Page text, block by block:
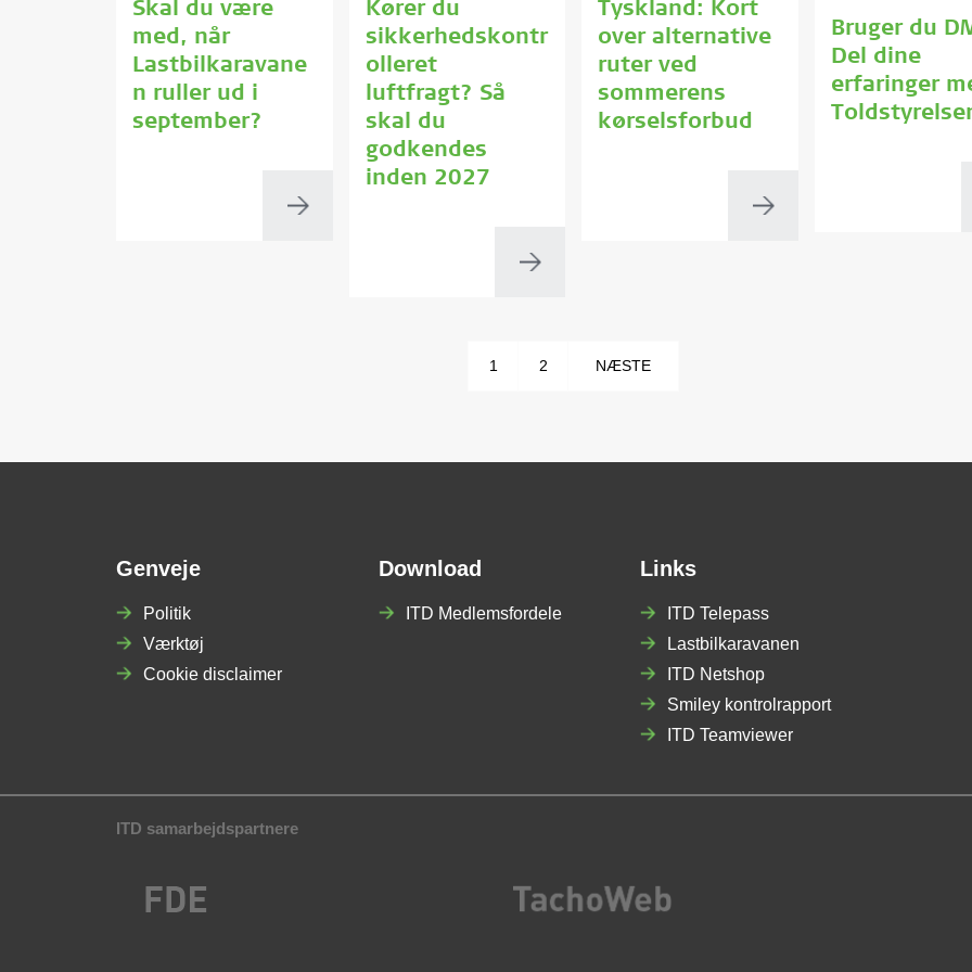
Skal du være
med, når
Lastbilkaravane
n ruller ud i
september?
Kører du
sikkerhedskontr
olleret
luftfragt? Så
skal du
godkendes
inden 2027
Tyskland: Kort
over alternative
ruter ved
sommerens
kørselsforbud
Bruger du
Del dine
erfaringer
1 2 NÆSTE
Genveje
Politik
Værktøj
Cookie disclaimer
Download
ITD Medlemsfordele
Links
ITD Telepass
Lastbilkaravanen
ITD Netshop
Smiley kontrolrapport
ITD Teamviewer
ITD samarbejdspartnere